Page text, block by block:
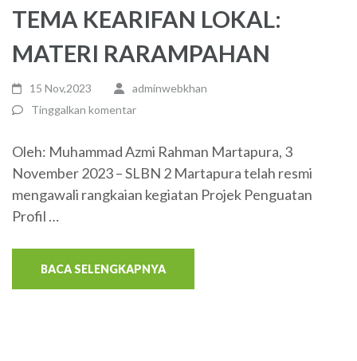
TEMA KEARIFAN LOKAL:
MATERI RARAMPAHAN
15 Nov,2023
adminwebkhan
Tinggalkan komentar
Oleh: Muhammad Azmi Rahman Martapura, 3
November 2023 – SLBN 2 Martapura telah resmi
mengawali rangkaian kegiatan Projek Penguatan
Profil …
BACA SELENGKAPNYA